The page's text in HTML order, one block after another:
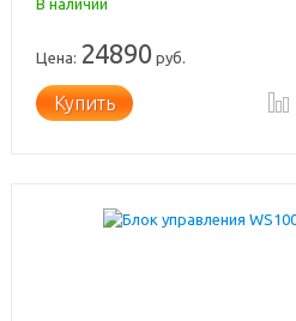
Цена: 24890 руб.
Купить